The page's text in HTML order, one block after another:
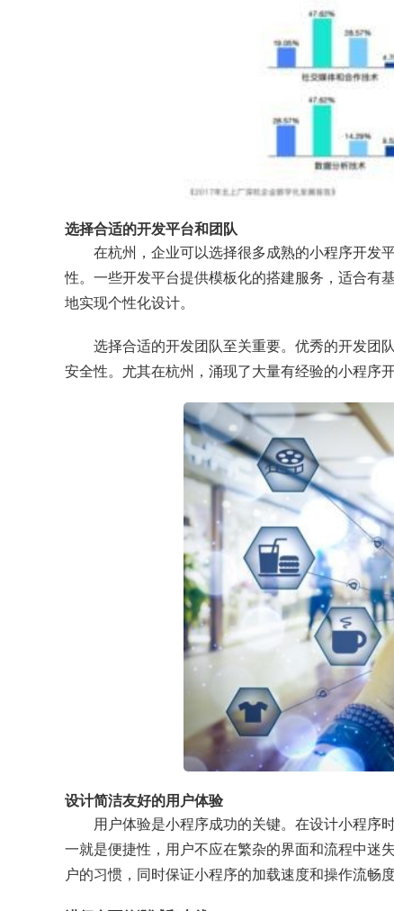
选择合适的开发平台和团队
在杭州，企业可以选择很多成熟的小程序开发
性。一些开发平台提供模板化的搭建服务，适合有
地实现个性化设计。
选择合适的开发团队至关重要。优秀的开发团
安全性。尤其在杭州，涌现了大量有经验的小程序
设计简洁友好的用户体验
用户体验是小程序成功的关键。在设计小程序
一就是便捷性，用户不应在繁杂的界面和流程中迷
户的习惯，同时保证小程序的加载速度和操作流畅度